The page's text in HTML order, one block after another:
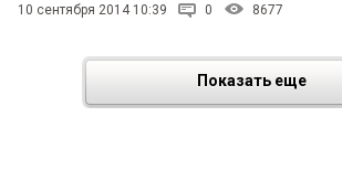
10 сентября 2014 10:39 0 8677
Показать еще